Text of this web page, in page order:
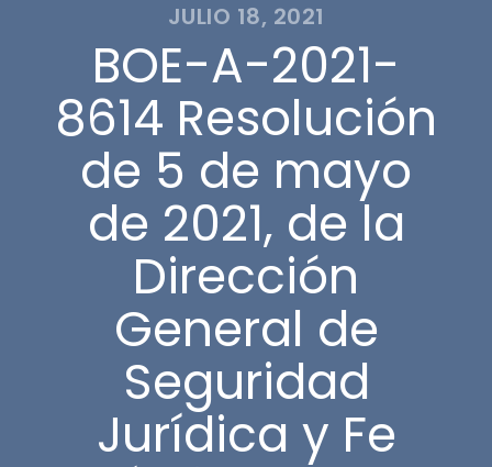
JULIO 18, 2021
BOE-A-2021-
8614 Resolución
de 5 de mayo
de 2021, de la
Dirección
General de
Seguridad
Jurídica y Fe